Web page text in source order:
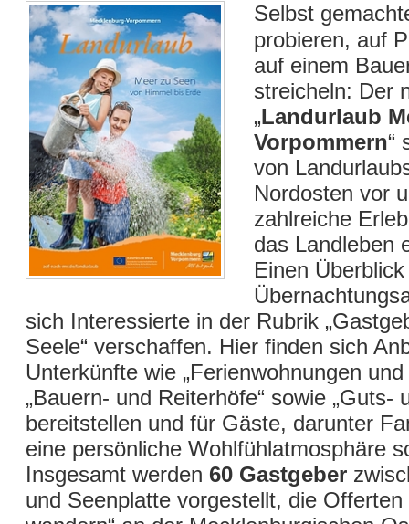
Selbst
probieren, auf
auf einem
streicheln: Der
„Landurlaub
Vorpommern“
von
Nordosten vor
zahlreiche
das Landleben
Einen
sich Interessierte in der Rubrik
Seele“ verschaffen. Hier finden sich
Unterkünfte wie „Ferienwohnungen und
„Bauern- und Reiterhöfe“ sowie „Guts-
bereitstellen und für Gäste, darunter
eine persönliche Wohlfühlatmosphäre
Insgesamt werden 60 Gastgeber
und Seenplatte vorgestellt, die Offerten